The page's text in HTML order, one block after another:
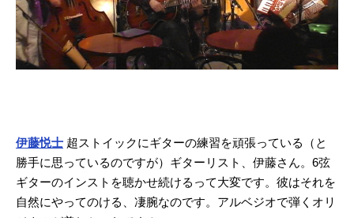
伊藤悦士 超ストイックにギターの練習を頑張っている（と
勝手に思っているのですが）ギターリスト、伊藤さん。6弦
ギターのインストを聴かせ続けるって大変です。彼はそれを
自然にやってのける、凄腕なのです。アルベジオで弾くオリ